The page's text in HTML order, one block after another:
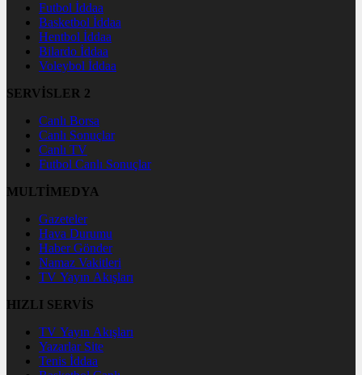
Futbol İddaa
Basketbol İddaa
Hentbol İddaa
Bilardo İddaa
Voleybol İddaa
SERVİSLER 2
Canlı Borsa
Canlı Sonuçlar
Canlı TV
Futbol Canlı Sonuçlar
MULTİMEDYA
Gazeteler
Hava Durumu
Haber Gönder
Namaz Vakitleri
TV Yayın Akışları
HIZLI SERVİS
TV Yayın Akışları
Yazarlar Site
Tenis İddaa